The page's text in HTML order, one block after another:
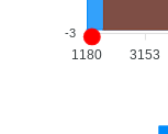
-3
1180 3153